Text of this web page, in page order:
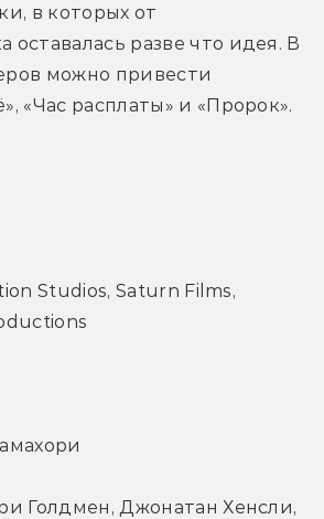
в которых от
оставалась разве что идея. В
можно привести
«Час расплаты» и «Пророк».
Studios, Saturn Films,
Голдмен, Джонатан Хенсли,